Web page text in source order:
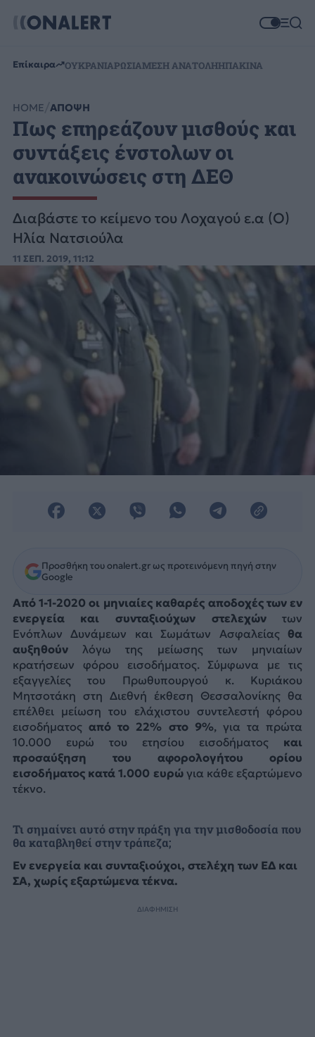
Επίκαιρα ΟΥΚΡΑΝΙΑΡΩΣΙΑΜΕΣΗ ΑΝΑΤΟΛΗΗΠΑΚΙΝΑ
HOME ΑΠΟΨΗ
Πως επηρεάζουν μισθούς και
συντάξεις ένστολων οι
ανακοινώσεις στη ΔΕΘ
Διαβάστε το κείμενο του Λοχαγού ε.α (Ο)
Ηλία Νατσιούλα
11 ΣΕΠ. 2019, 11:12
Προσθήκη του onalert.gr ως προτεινόμενη πηγή στην
Google
Από 1-1-2020 οι μηνιαίες καθαρές αποδοχές των εν
ενεργεία και συνταξιούχων στελεχώντων
Ενόπλων Δυνάμεων και Σωμάτων Ασφαλείας θα
αυξηθούνλόγω της μείωσης των μηνιαίων
κρατήσεων φόρου εισοδήματος. Σύμφωνα με τις
εξαγγελίες του Πρωθυπουργού κ. Κυριάκου
Μητσοτάκη στη Διεθνή έκθεση Θεσσαλονίκης θα
επέλθει μείωση του ελάχιστου συντελεστή φόρου
εισοδήματος από το 22% στο 9%, για τα πρώτα
10.000 ευρώ του ετησίου εισοδήματος και
προσαύξηση του αφορολογήτου ορίου
εισοδήματος κατά 1.000 ευρώγια κάθε εξαρτώμενο
τέκνο.
Τι σημαίνει αυτό στην πράξη για την μισθοδοσία που
θα καταβληθεί στην τράπεζα;
Εν ενεργεία και συνταξιούχοι, στελέχη των ΕΔ και
ΣΑ, χωρίς εξαρτώμενα τέκνα.
ΔΙΑΦΗΜΙΣΗ